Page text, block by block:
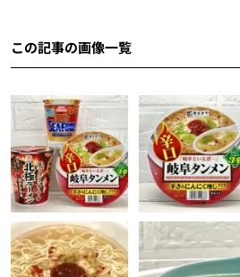
この記事の画像一覧